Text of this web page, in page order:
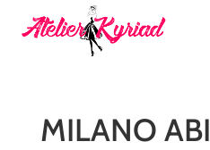
MILANO